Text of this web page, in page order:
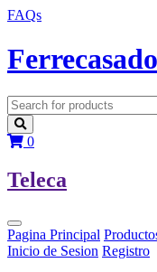
FAQs
Ferrecasado
0
Teleca
Pagina Principal
Inicio de Sesion Registro